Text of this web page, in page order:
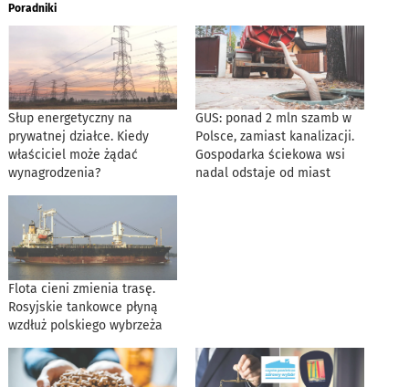
Poradniki
Słup energetyczny na
prywatnej działce. Kiedy
właściciel może żądać
wynagrodzenia?
GUS: ponad 2 mln szamb w
Polsce, zamiast kanalizacji.
Gospodarka ściekowa wsi
nadal odstaje od miast
Flota cieni zmienia trasę.
Rosyjskie tankowce płyną
wzdłuż polskiego wybrzeża